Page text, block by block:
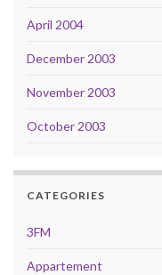
April 2004
December 2003
November 2003
October 2003
CATEGORIES
3FM
Appartement